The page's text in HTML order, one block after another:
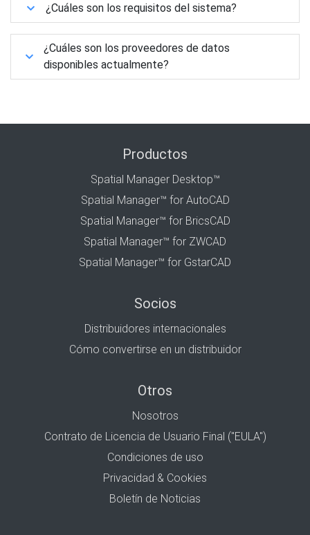
¿Cuáles son los requisitos del sistema?
¿Cuáles son los proveedores de datos
disponibles actualmente?
Productos
Spatial Manager Desktop™
Spatial Manager™ for AutoCAD
Spatial Manager™ for BricsCAD
Spatial Manager™ for ZWCAD
Spatial Manager™ for GstarCAD
Socios
Distribuidores internacionales
Cómo convertirse en un distribuidor
Otros
Nosotros
Contrato de Licencia de Usuario Final ("EULA")
Condiciones de uso
Privacidad & Cookies
Boletín de Noticias